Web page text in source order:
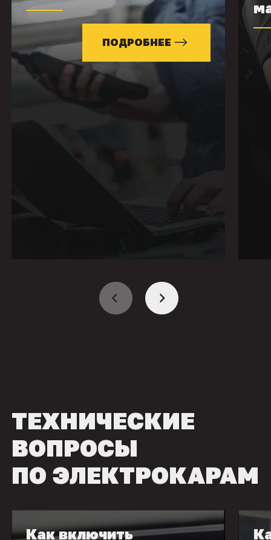
ПОДРОБНЕЕ
ТЕХНИЧЕСКИЕ
ВОПРОСЫ
ПО ЭЛЕКТРОКАРАМ
Как включить